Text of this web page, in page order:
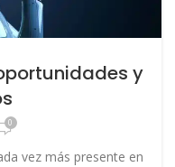
y
0
vez más presente en